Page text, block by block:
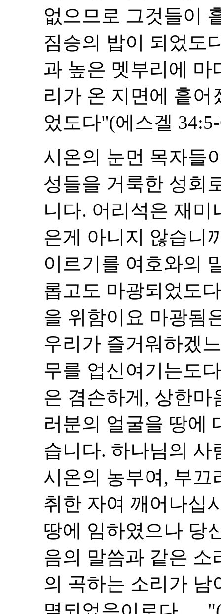
없으므로 그것들이
짐승의 밥이 되었도
과 높은 멧부리에 마
리가 온 지면에 흩어
었도다"(에스겔
시온의 눈먼 목자들
성들을 거룩한 성회
니다. 어리석은 재
은게 아니지 않습니
이르기를 여호와의
롭고도 마광되었도
을 위함이요 마광됨
우리가 즐거워하겠
무를 업신여기는도
은 겸손하게, 상한마
러분의 얼굴을 땅에
습니다. 하나님의 사
시온의 농부여, 부끄
취한 자여 깨어나십
땅에 임하였으나 당
음의 말씀과 같은
의 곡하는 소리가 남